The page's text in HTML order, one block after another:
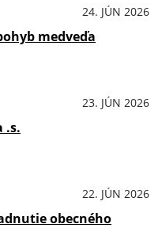
24. JÚN 2026
medveďa
23. JÚN 2026
.s.
22. JÚN 2026
obecného